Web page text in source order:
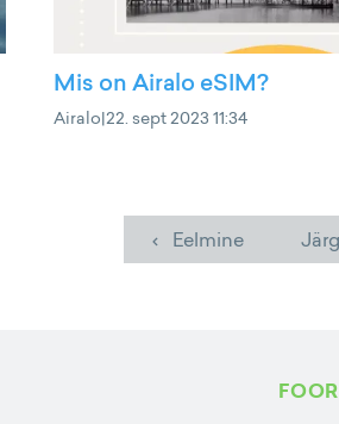
Mis on Airalo eSIM?
Airalo|22. sept 2023 11:34
‹ Eelmine